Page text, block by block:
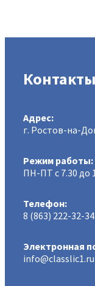
Контакты
Адрес:
г. Ростов-на-
Режим работы:
ПН-ПТ с 7.30 до
Телефон:
8 (863) 222-32-34
Электронная
info@classlic1.ru